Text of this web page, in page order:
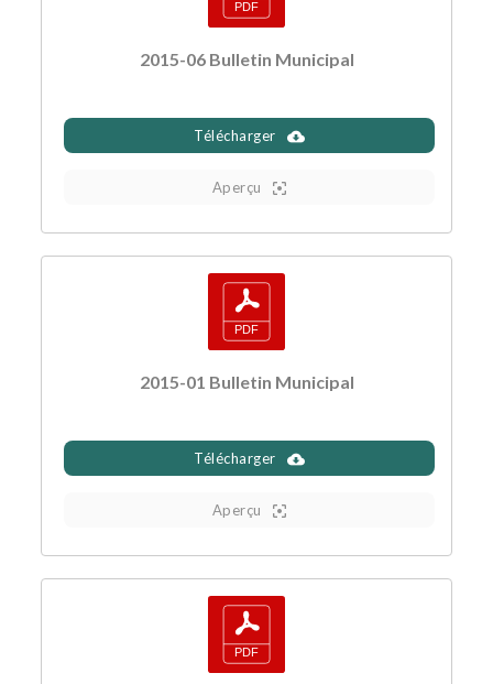
2015-06 Bulletin Municipal
Télécharger
Aperçu
2015-01 Bulletin Municipal
Télécharger
Aperçu